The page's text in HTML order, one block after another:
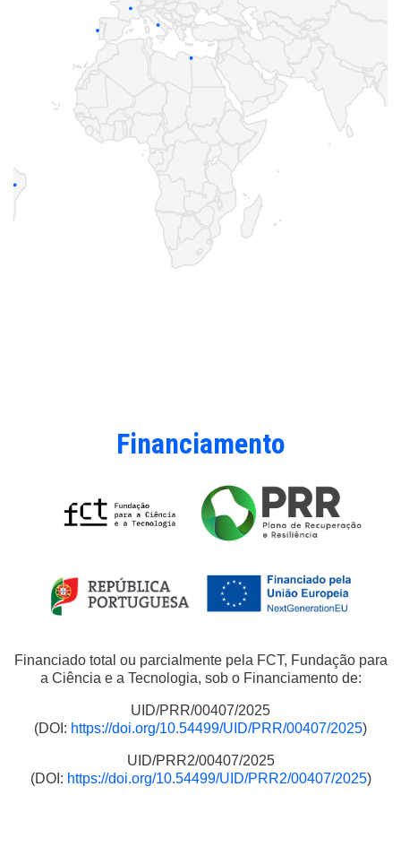
Financiamento
Financiado total ou parcialmente pela FCT, Fundação para
a Ciência e a Tecnologia, sob o Financiamento de:
UID/PRR/00407/2025
(DOI: https://doi.org/10.54499/UID/PRR/00407/2025)
UID/PRR2/00407/2025
(DOI: https://doi.org/10.54499/UID/PRR2/00407/2025)